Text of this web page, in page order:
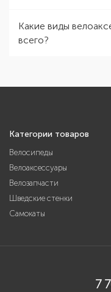
Какие виды
всего?
Категории товаров
Велосипеды
Велоаксессуары
Велозапчасти
Шведские стенки
Самокаты
7